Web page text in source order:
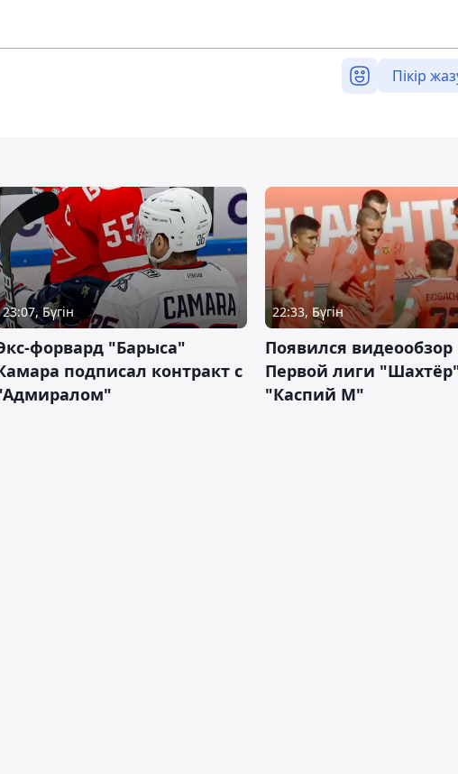
Пікір
23:07, Бүгін
форвард "Барыса"
подписал контракт с
22:33, Бүгін
Появился
Первой лиги
"Каспий М"